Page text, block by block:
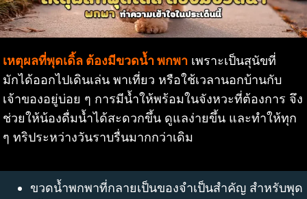
เหตุผลที่พุดเดิ้ล ต้องมีขวดน้ำ พกพา เพราะเป็นสุนัขที่
มักได้ออกไปเดินเล่น พาเที่ยว หรือใช้เวลานอกบ้านกับ
เจ้าของอยู่บ่อย ๆ การมีน้ำให้พร้อมในจังหวะที่ต้องการ จึง
ช่วยให้น้องดื่มน้ำได้สะดวกขึ้น ดูแลง่ายขึ้น และทำให้ทุก
ๆ ทริประหว่างวันราบรื่นมากกว่าเดิม
ขวดน้ำพกพาที่กลายเป็นของจำเป็นสำคัญ สำหรับพุด